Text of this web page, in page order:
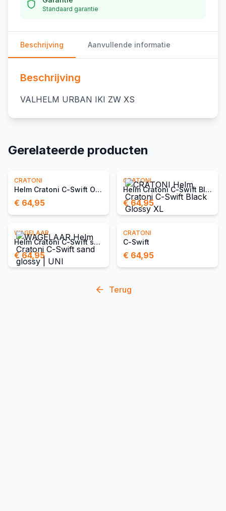
Standaard garantie
Beschrijving Aanvullende informatie
Beschrijving
VALHELM URBAN IKI ZW XS
Gerelateerde producten
CRATONI
Helm Cratoni C-Swift Olive Glossy XL
€ 64,95
CRATONI
Helm Cratoni C-Swift Black Glossy XL
€ 64,95
WAGELAAR
Helm Cratoni C-Swift sand glossy | UNI
€ 64,95
CRATONI
C-Swift
€ 64,95
Terug